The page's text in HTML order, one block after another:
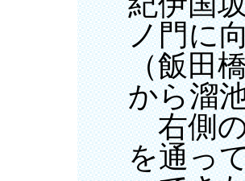
ノ門に
（飯田
から溜
右側の
を通っ